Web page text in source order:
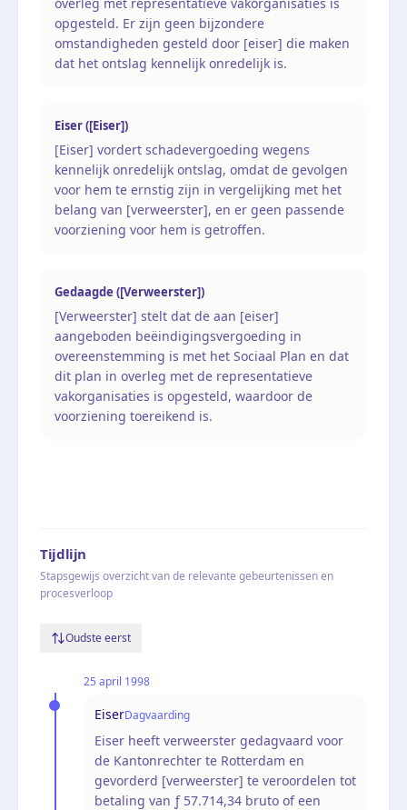
opgesteld. Er zijn geen bijzondere
omstandigheden gesteld door [eiser] die maken
dat het ontslag kennelijk onredelijk is.
Eiser ([Eiser])
[Eiser] vordert schadevergoeding wegens
kennelijk onredelijk ontslag, omdat de gevolgen
voor hem te ernstig zijn in vergelijking met het
belang van [verweerster], en er geen passende
voorziening voor hem is getroffen.
Gedaagde ([Verweerster])
[Verweerster] stelt dat de aan [eiser]
aangeboden beëindigingsvergoeding in
overeenstemming is met het Sociaal Plan en dat
dit plan in overleg met de representatieve
vakorganisaties is opgesteld, waardoor de
voorziening toereikend is.
Tijdlijn
Stapsgewijs overzicht van de relevante gebeurtenissen en
procesverloop
Oudste eerst
25 april 1998
EiserDagvaarding
Eiser heeft verweerster gedagvaard voor
de Kantonrechter te Rotterdam en
gevorderd [verweerster] te veroordelen tot
betaling van ƒ 57.714,34 bruto of een